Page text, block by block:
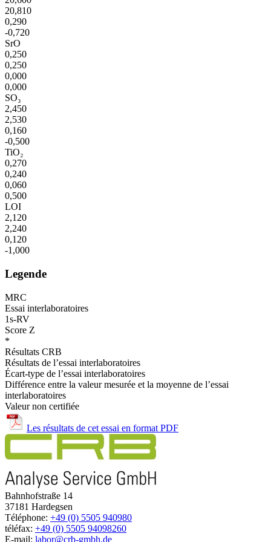
20,810
0,290
-0,720
SrO
0,250
0,250
0,000
0,000
SO₃
2,450
2,530
0,160
-0,500
TiO₂
0,270
0,240
0,060
0,500
LOI
2,120
2,240
0,120
-1,000
Legende
MRC
Essai interlaboratoires
1s-RV
Score Z
*
Résultats CRB
Résultats de l’essai interlaboratoires
Écart-type de l’essai interlaboratoires
Différence entre la valeur mesurée et la moyenne de l’essai
interlaboratoires
Valeur non certifiée
Les résultats de cet essai en format PDF
Bahnhofstraße 14
37181 Hardegsen
Téléphone: +49 (0) 5505 940980
téléfax: +49 (0) 5505 94098260
E-mail: labor@crb-gmbh.de